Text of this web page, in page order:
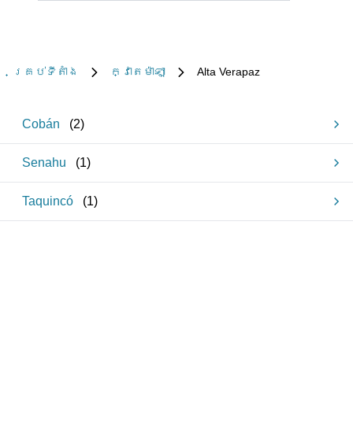
គ្រប់​ទីតាំង ក្វាតេម៉ាឡា Alta Verapaz
Cobán (2)
Senahu (1)
Taquincó (1)